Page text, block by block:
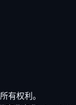
有权利。